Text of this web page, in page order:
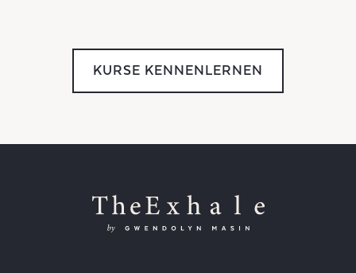
KURSE KENNENLERNEN